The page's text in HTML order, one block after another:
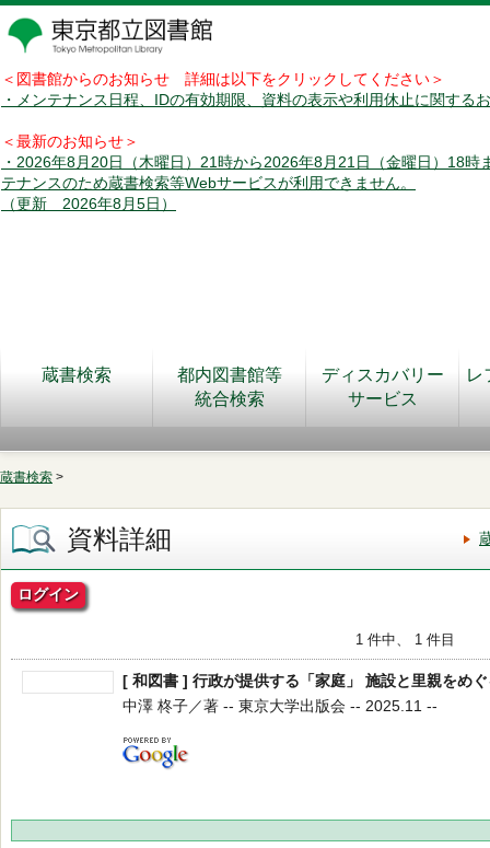
＜図書館からのお知らせ 詳細は以下をクリックしてください＞
・メンテナンス日程、IDの有効期限、資料の表示や利用休止に関する
＜最新のお知らせ＞
・2026年8月20日（木曜日）21時から2026年8月21日（金曜日）18時
テナンスのため蔵書検索等Webサービスが利用できません。
（更新 2026年8月5日）
蔵書検索
都内図書館等
統合検索
ディスカバリー
サービス
レ
蔵書検索 >
資料詳細
ログイン
1 件中、 1 件目
[ 和図書 ] 行政が提供する「家庭」 施設と里親をめ
中澤 柊子／著 -- 東京大学出版会 -- 2025.11 --